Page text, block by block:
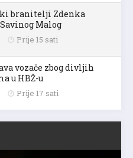
branitelji Zdenka
Malog
Prije 15 sati
vozače zbog divljih
u HBŽ-u
Prije 17 sati